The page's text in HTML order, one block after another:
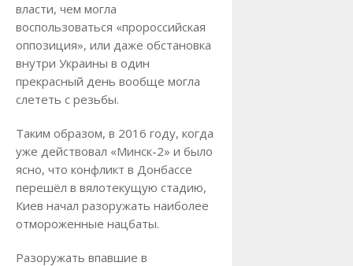
власти, чем могла
воспользоваться «пророссийская
оппозиция», или даже обстановка
внутри Украины в один
прекрасный день вообще могла
слететь с резьбы.
Таким образом, в 2016 году, когда
уже действовал «Минск-2» и было
ясно, что конфликт в Донбассе
перешёл в вялотекущую стадию,
Киев начал разоружать наиболее
отмороженные нацбаты.
Разоружать впавшие в